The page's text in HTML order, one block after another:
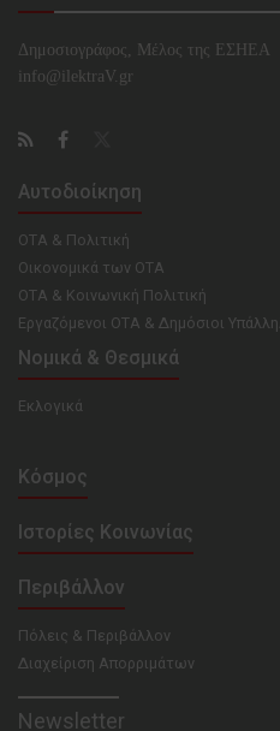
Δημοσιογράφος, Μέλος της ΕΣHΕΑ
info@ilektraV.gr
Αυτοδιοίκηση
ΟΤΑ & Πολιτική
Οικονομικά των ΟΤΑ
ΟΤΑ & Κοινωνική Πολιτική
Εργαζόμενοι ΟΤΑ & Δημόσιοι
Νομικά & Θεσμικά
Εκλογικά
Κόσμος
Ιστορίες Κοινωνίας
Περιβάλλον
Πόλεις & Περιβάλλον
Διαχείριση Απορριμάτων
Newsletter